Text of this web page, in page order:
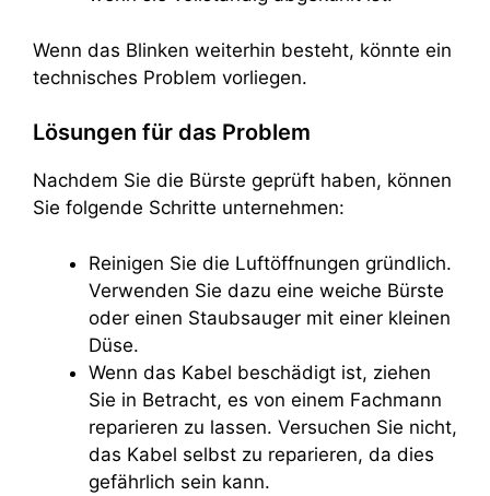
Wenn das Blinken weiterhin besteht, könnte ein
technisches Problem vorliegen.
Lösungen für das Problem
Nachdem Sie die Bürste geprüft haben, können
Sie folgende Schritte unternehmen:
Reinigen Sie die Luftöffnungen gründlich.
Verwenden Sie dazu eine weiche Bürste
oder einen Staubsauger mit einer kleinen
Düse.
Wenn das Kabel beschädigt ist, ziehen
Sie in Betracht, es von einem Fachmann
reparieren zu lassen. Versuchen Sie nicht,
das Kabel selbst zu reparieren, da dies
gefährlich sein kann.